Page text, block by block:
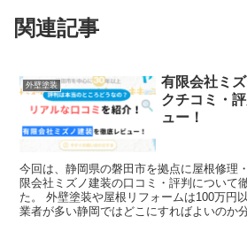
関連記事
外壁塗装
有限会社ミ
クチコミ・
ュー！
今回は、静岡県の磐田市を拠点に屋根修理
限会社ミズノ建装の口コミ・評判について
た。 外壁塗装や屋根リフォームは100万円
業者が多い静岡ではどこにすればよいのか